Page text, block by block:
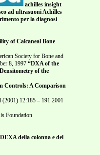
achilles insight
ad ultrasuoni Achilles
per la diagnosi
of Calcaneal Bone
Society for Bone and
8, 1997 “DXA of the
of the
Controls: A Comparison
(2001) 12:185 – 191 2001
Foundation
della colonna e del